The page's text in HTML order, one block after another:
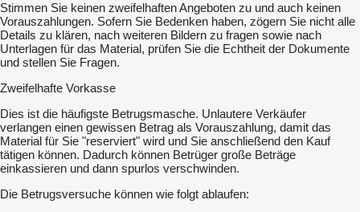
Stimmen Sie keinen zweifelhaften Angeboten zu und auch keinen
Vorauszahlungen. Sofern Sie Bedenken haben, zögern Sie nicht alle
Details zu klären, nach weiteren Bildern zu fragen sowie nach
Unterlagen für das Material, prüfen Sie die Echtheit der Dokumente
und stellen Sie Fragen.
Zweifelhafte Vorkasse
Dies ist die häufigste Betrugsmasche. Unlautere Verkäufer
verlangen einen gewissen Betrag als Vorauszahlung, damit das
Material für Sie "reserviert" wird und Sie anschließend den Kauf
tätigen können. Dadurch können Betrüger große Beträge
einkassieren und dann spurlos verschwinden.
Die Betrugsversuche können wie folgt ablaufen: